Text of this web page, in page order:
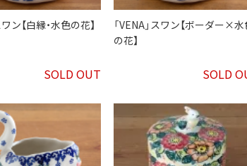
ワン【白縁・水色の花】
SOLD OUT
「VENA」スワン【ボーダー×
の花】
SOLD